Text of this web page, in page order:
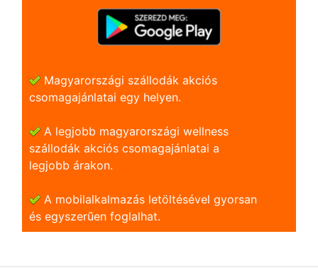
Magyarországi szállodák akciós
csomagajánlatai egy helyen.
A legjobb magyarországi wellness
szállodák akciós csomagajánlatai a
legjobb árakon.
A mobilalkalmazás letöltésével gyorsan
és egyszerũen foglalhat.